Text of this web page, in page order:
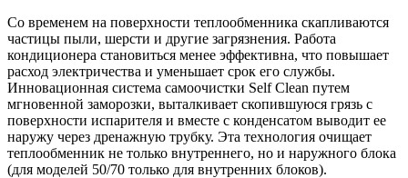
Со временем на поверхности теплообменника скапливаются
частицы пыли, шерсти и другие загрязнения. Работа
кондиционера становиться менее эффективна, что повышает
расход электричества и уменьшает срок его службы.
Инновационная система самоочистки Self Clean путем
мгновенной заморозки, выталкивает скопившуюся грязь с
поверхности испарителя и вместе с конденсатом выводит ее
наружу через дренажную трубку. Эта технология очищает
теплообменник не только внутреннего, но и наружного блока
(для моделей 50/70 только для внутренних блоков).